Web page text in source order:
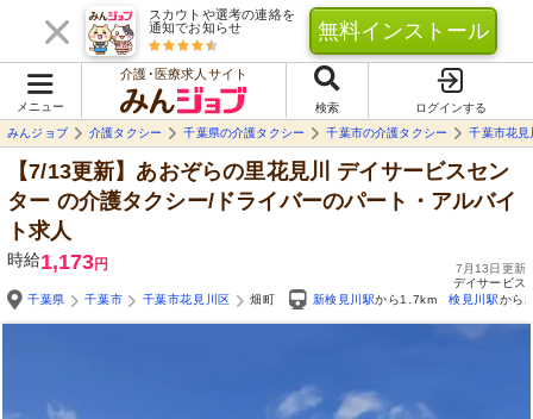
スカウトや選考の連絡を
通知でお知らせ
無料インストール
メニュー
介護･医療求人サイト
検索
ログインする
みんジョブ
介護タクシー 千葉県の介護タクシー 千葉市の介護タクシー 千葉市花見
【7/13更新】あおぞらの里花見川 デイサービスセン
ター の介護タクシー/ドライバーのパート・アルバイ
ト求人
時給1,173円
7月13日更新
デイサービス
千葉県
千葉市 千葉市花見川区 畑町 新検見川駅から1.7km 検見川駅から